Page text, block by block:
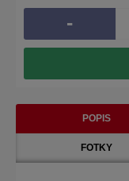
-
POPIS
FOTKY